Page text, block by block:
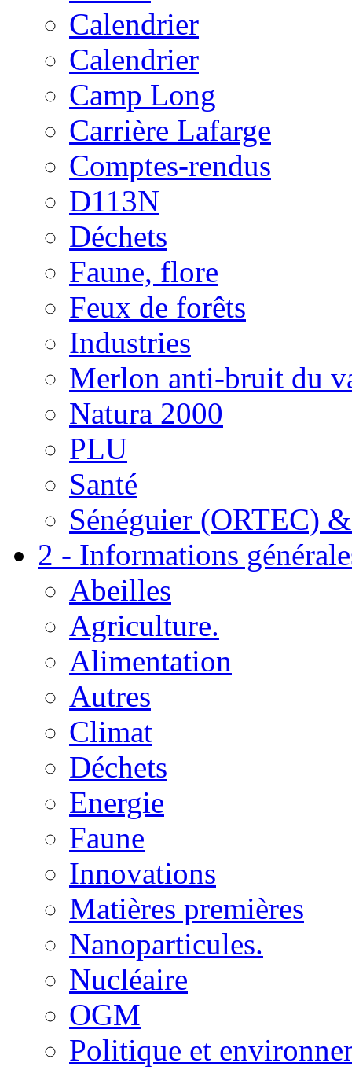
Calendrier
Calendrier
Camp Long
Carrière Lafarge
Comptes-rendus
D113N
Déchets
Faune, flore
Feux de forêts
Industries
Merlon anti-bruit du
Natura 2000
PLU
Santé
Sénéguier (ORTEC)
2 - Informations
Abeilles
Agriculture.
Alimentation
Autres
Climat
Déchets
Energie
Faune
Innovations
Matières premières
Nanoparticules.
Nucléaire
OGM
Politique et